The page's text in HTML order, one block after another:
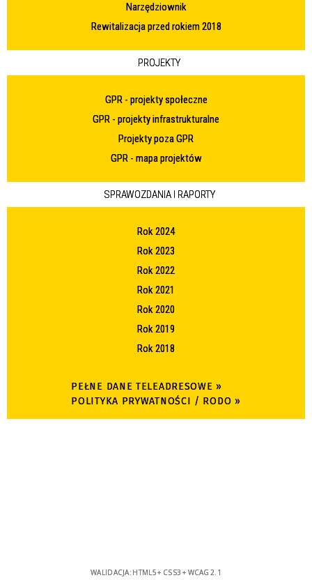
Narzędziownik
Rewitalizacja przed rokiem 2018
PROJEKTY
GPR - projekty społeczne
GPR - projekty infrastrukturalne
Projekty poza GPR
GPR - mapa projektów
SPRAWOZDANIA I RAPORTY
Rok 2024
Rok 2023
Rok 2022
Rok 2021
Rok 2020
Rok 2019
Rok 2018
PEŁNE DANE TELEADRESOWE »
POLITYKA PRYWATNOŚCI / RODO »
WALIDACJA: HTML5+ CSS3 + WCAG 2.1